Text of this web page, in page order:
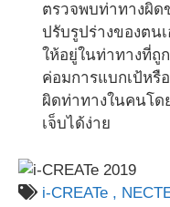
ตรวจพบท่าทางผิด
ปรับรูปร่างของตน
ให้อยู่ในท่าทางที่ถู
ค่อมการแบกเป้หรื
ผิดท่าทางในคนโด
เจ็บได้ง่าย
i-CREATe ,